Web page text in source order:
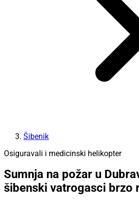
Šibenik
Osiguravali i medicinski helikopter
Sumnja na požar u
šibenski vatrogasci brzo